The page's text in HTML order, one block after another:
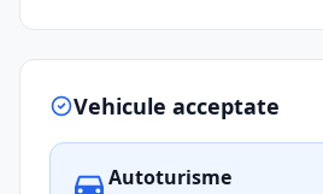
Vehicule acceptate
Autoturisme